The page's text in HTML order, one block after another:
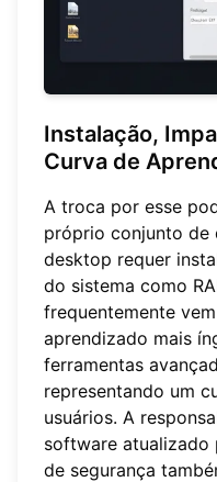
Instalação,
Curva de
A troca por esse
próprio conjunto de
desktop requer
do sistema como
frequentemente
aprendizado mais
ferramentas
representando um
usuários. A
software
de segurança